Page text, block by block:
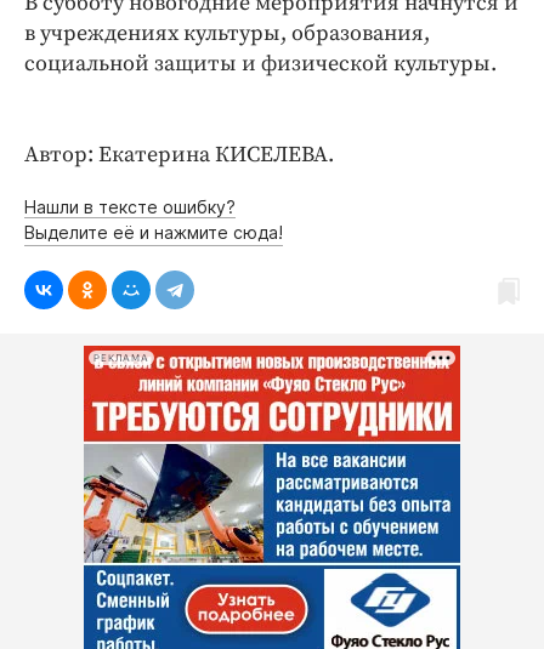
Блоги
Издания
Медиаперсона
Клиника года
Работодатель года
в учреждениях культуры, образования,
социальной защиты и физической культуры.
Автор: Екатерина КИСЕЛЕВА.
Нашли в тексте ошибку?
Выделите её и нажмите сюда!
РЕКЛАМА